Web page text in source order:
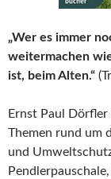
„Wer es immer
weitermachen
ist, beim Alten.“
Ernst Paul
Themen rund um
und